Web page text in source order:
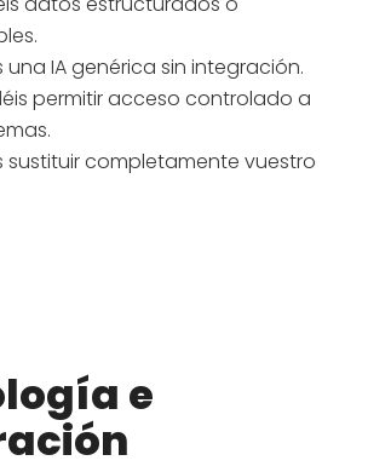
una IA genérica sin integración.
permitir acceso controlado a
sustituir completamente vuestro
e